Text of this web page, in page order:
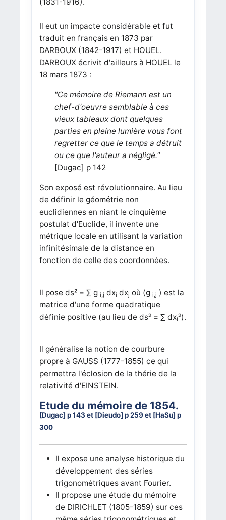
Il eut un impacte considérable et fut
traduit en français en 1873 par
DARBOUX (1842-1917) et HOUEL.
DARBOUX écrivit d'ailleurs à HOUEL le
18 mars 1873 :
"Ce mémoire de Riemann est un
chef-d'oeuvre semblable à ces
vieux tableaux dont quelques
parties en pleine lumière vous font
regretter ce que le temps a détruit
ou ce que l'auteur a négligé."
[Dugac] p 142
Son exposé est révolutionnaire. Au lieu
de définir le géométrie non
euclidiennes en niant le cinquième
postulat d'Euclide, il invente une
métrique locale en utilisant la variation
infinitésimale de la distance en
fonction de celle des coordonnées.
Il pose ds² = ∑ g i,j dxi dxj où (g i,j ) est la
matrice d'une forme quadratique
définie positive (au lieu de ds² = ∑ dxi²).
Il généralise la notion de courbure
propre à GAUSS (1777-1855) ce qui
permettra l'éclosion de la thérie de la
relativité d'EINSTEIN.
Etude du mémoire de 1854.
[Dugac] p 143 et [Dieudo] p 259 et [HaSu] p
300
Il expose une analyse historique du
développement des séries
trigonométriques avant Fourier.
Il propose une étude du mémoire
de DIRICHLET (1805-1859) sur ces